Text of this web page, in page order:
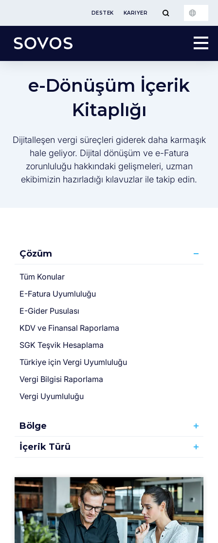
DESTEK KARIYER
e-Dönüşüm İçerik
Kitaplığı
Dijitalleşen vergi süreçleri giderek daha karmaşık
hale geliyor. Dijital dönüşüm ve e-Fatura
zorunluluğu hakkındaki gelişmeleri, uzman
ekibimizin hazırladığı kılavuzlar ile takip edin.
Çözüm
Tüm Konular
E-Fatura Uyumluluğu
E-Gider Pusulası
KDV ve Finansal Raporlama
SGK Teşvik Hesaplama
Türki̇ye için Vergi̇ Uyumluluğu
Vergi Bilgisi Raporlama
Vergi Uyumluluğu
Bölge
İçerik Türü